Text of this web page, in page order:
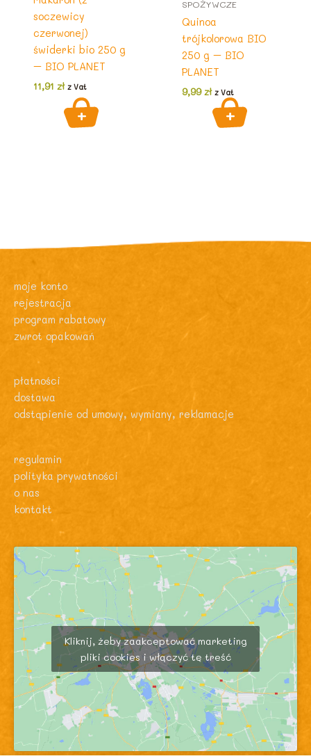
soczewicy
czerwonej)
świderki bio 250 g
– BIO PLANET
11,91 zł z Vat
SPOŻYWCZE
Quinoa
trójkolorowa BIO
250 g – BIO
PLANET
9,99zł z Vat
moje konto
rejestracja
program rabatowy
zwrot opakowań
płatności
dostawa
odstąpienie od umowy, wymiany, reklamacje
regulamin
polityka prywatności
o nas
kontakt
Kliknij, żeby zaakceptować marketing
pliki cookies i włączyć tę treść